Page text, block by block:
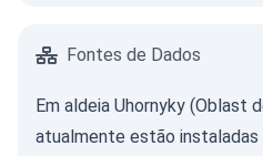
Fontes de Dados
Em aldeia Uhornyky (Oblast
atualmente estão